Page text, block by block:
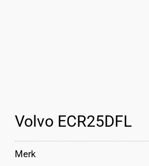
Volvo ECR25DFL
Merk